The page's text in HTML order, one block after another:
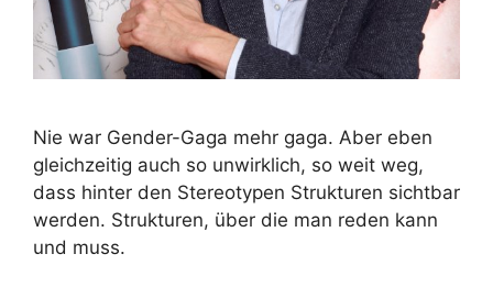
Nie war Gender-Gaga mehr gaga. Aber eben
gleichzeitig auch so unwirklich, so weit weg,
dass hinter den Stereotypen Strukturen sichtbar
werden. Strukturen, über die man reden kann
und muss.